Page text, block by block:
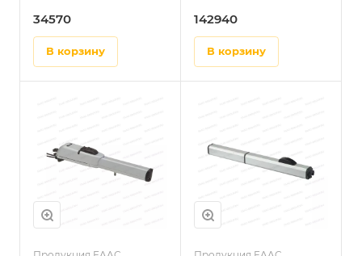
34570
в корзину
142940
в корзину